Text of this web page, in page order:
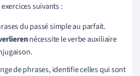
suivants :
du passé simple au parfait.
nécessite le verbe auxiliaire
de phrases, identifie celles qui sont